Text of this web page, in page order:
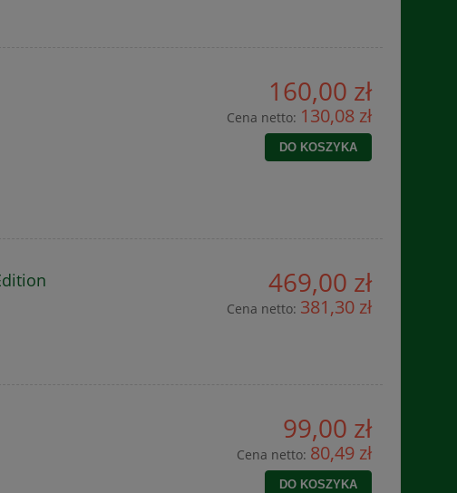
160,00 zł
Cena netto: 130,08 zł
DO KOSZYKA
469,00 zł
Cena netto: 381,30 zł
99,00 zł
Cena netto: 80,49 zł
DO KOSZYKA